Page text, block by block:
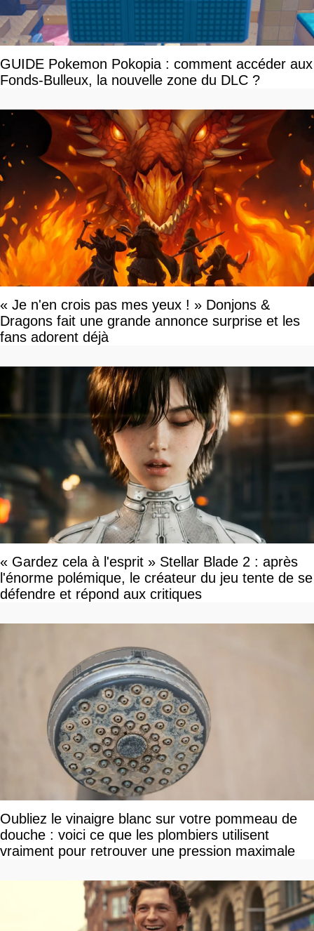
GUIDE Pokemon Pokopia : comment accéder aux
Fonds-Bulleux, la nouvelle zone du DLC ?
« Je n'en crois pas mes yeux ! » Donjons &
Dragons fait une grande annonce surprise et les
fans adorent déjà
« Gardez cela à l'esprit » Stellar Blade 2 : après
l'énorme polémique, le créateur du jeu tente de se
défendre et répond aux critiques
Oubliez le vinaigre blanc sur votre pommeau de
douche : voici ce que les plombiers utilisent
vraiment pour retrouver une pression maximale